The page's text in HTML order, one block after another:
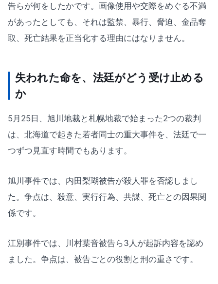
告らが何をしたかです。画像使用や交際をめぐる不満
があったとしても、それは監禁、暴行、脅迫、金品奪
取、死亡結果を正当化する理由にはなりません。
失われた命を、法廷がどう受け止める
か
5月25日、旭川地裁と札幌地裁で始まった2つの裁判
は、北海道で起きた若者同士の重大事件を、法廷で一
つずつ見直す時間でもあります。
旭川事件では、内田梨瑚被告が殺人罪を否認しまし
た。争点は、殺意、実行行為、共謀、死亡との因果関
係です。
江別事件では、川村葉音被告ら3人が起訴内容を認め
ました。争点は、被告ごとの役割と刑の重さです。